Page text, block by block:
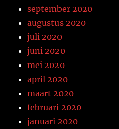
september 2020
augustus 2020
juli 2020
juni 2020
mei 2020
april 2020
maart 2020
februari 2020
januari 2020